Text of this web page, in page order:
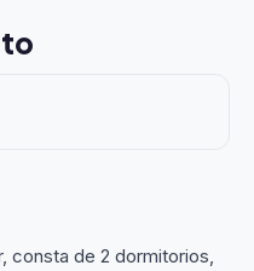
consta de 2 dormitorios,